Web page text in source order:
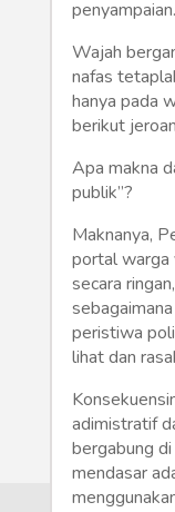
Humaniora
Sketsa
Tekno
Gaya
Wisata
Wanita
penyampaian.
Wajah
nafas
hanya pada
berikut
Apa makna
publik”?
Maknanya,
portal warga
secara
peristiwa
lihat dan
adimistratif
bergabung
mendasar